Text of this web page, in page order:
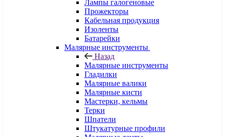
Лампы галогеновые
Прожекторы
Кабельная продукция
Изоленты
Батарейки
Малярные инструменты
Назад
Малярные инструменты
Гладилки
Малярные валики
Малярные кисти
Мастерки, кельмы
Терки
Шпатели
Штукатурные профили